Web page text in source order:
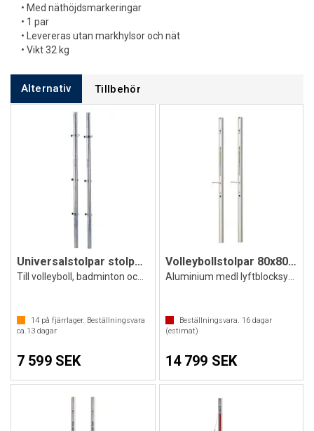
• Med näthöjdsmarkeringar
• 1 par
• Levereras utan markhylsor och nät
• Vikt 32 kg
Alternativ Tillbehör
Universalstolpar stolpar 83 mm
14 på fjärrlager. Beställningsvara
ca.13 dagar
7 599 SEK
Volleybollstolpar 80x80 mm
Aluminium medl lyftblocksystem
Beställningsvara. 16dagar
(estimat)
14 799 SEK